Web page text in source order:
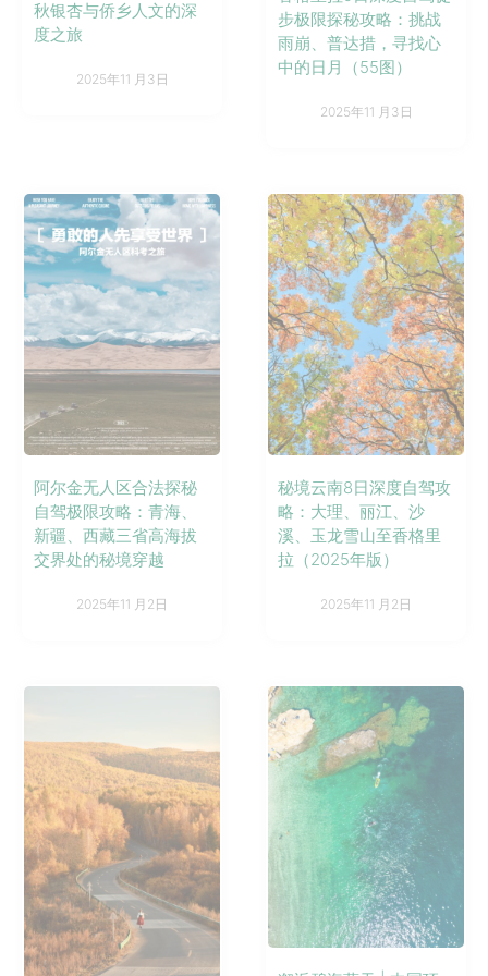
秋银杏与侨乡人文的深
度之旅
2025年11 月3日
步极限探秘攻略：挑战
雨崩、普达措，寻找心
中的日月（55图）
2025年11 月3日
阿尔金无人区合法探秘
自驾极限攻略：青海、
新疆、西藏三省高海拔
交界处的秘境穿越
2025年11 月2日
秘境云南8日深度自驾攻
略：大理、丽江、沙
溪、玉龙雪山至香格里
拉（2025年版）
2025年11 月2日